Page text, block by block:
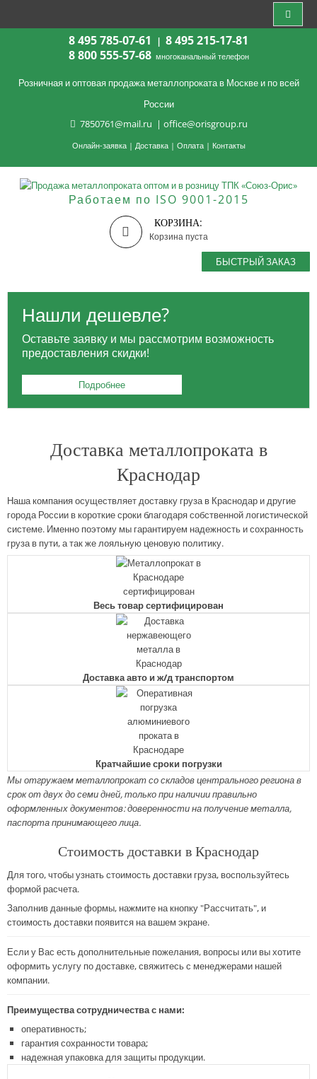
8 495 785-07-61 | 8 495 215-17-81
8 800 555-57-68 многоканальный телефон
Розничная и оптовая продажа металлопроката в Москве и по всей
России
7850761@mail.ru | office@orisgroup.ru
Онлайн-заявка| Доставка| Оплата| Контакты
Работаем по ISO 9001-2015
КОРЗИНА:
Корзина пуста
БЫСТРЫЙ ЗАКАЗ
Нашли дешевле?
Оставьте заявку и мы рассмотрим возможность
предоставления скидки!
Подробнее
Доставка металлопроката в
Краснодар
Наша компания осуществляет доставку груза в Краснодар и другие
города России в короткие сроки благодаря собственной логистической
системе. Именно поэтому мы гарантируем надежность и сохранность
груза в пути, а так же лояльную ценовую политику.
Весь товар сертифицирован
Доставка авто и ж/д транспортом
Кратчайшие сроки погрузки
Мы отгружаем металлопрокат со складов центрального региона в
срок от двух до семи дней, только при наличии правильно
оформленных документов: доверенности на получение металла,
паспорта принимающего лица.
Стоимость доставки в Краснодар
Для того, чтобы узнать стоимость доставки груза, воспользуйтесь
формой расчета.
Заполнив данные формы, нажмите на кнопку "Рассчитать", и
стоимость доставки появится на вашем экране.
Если у Вас есть дополнительные пожелания, вопросы или вы хотите
оформить услугу по доставке, свяжитесь с менеджерами нашей
компании.
Преимущества сотрудничества с нами:
оперативность;
гарантия сохранности товара;
надежная упаковка для защиты продукции.